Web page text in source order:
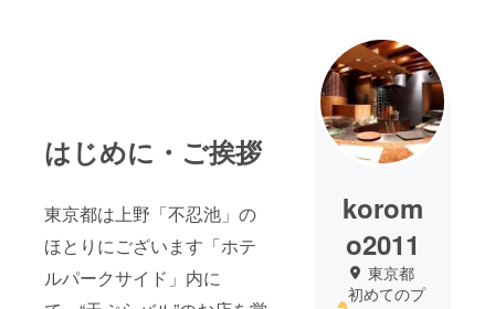
はじめに・ご挨拶
東京都は上野「不忍池」の
ほとりにございます「ホテ
ルパークサイド」内に
korom
o2011
東京都
初めてのプ